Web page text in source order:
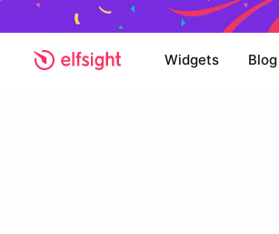
Widgets Blog